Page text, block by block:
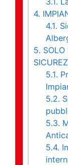
4.
4.1.
5. SOLO
5.1.
5.2.
5.3.
5.4.